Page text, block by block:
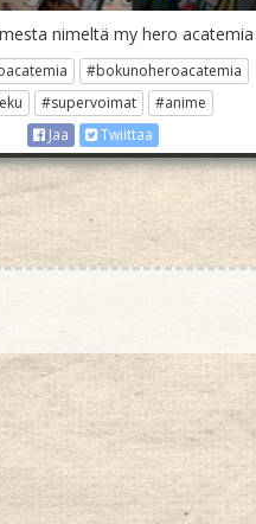
nimeltä my hero acatemia
#bokunoheroacatemia
#supervoimat
#anime
Jaa
Twiittaa